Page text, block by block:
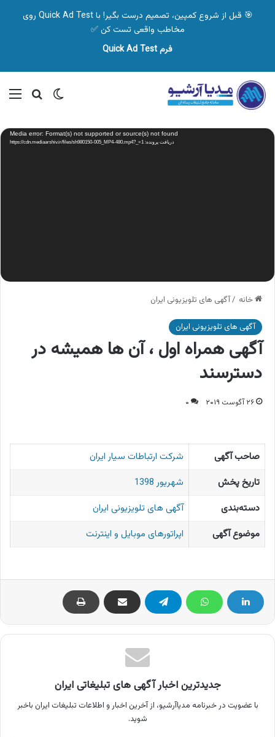
🎯 قبل از شروع کمپین، تصمیم درست بگیر! با Quick Ad Test روی
مخاطب واقعی تست کن ✅
فرم Quick Ad Test
تغییر پوسته
نمایشگر
ویدیو Media error: Format(s) not supported or source(s) not found
دریافت پرونده: https://cdn.mediaarshiv.ir/files/sh980150-005_MP4-480.mp4?_=1
خانه /آگهی های تلویزیونی ایران
آگهی های تلویزیونی ایران
آگهی همراه اول ، آن ها همیشه در
دسترسند
۲۶ آگوست ۲۰۱۹ ۰
صاحب آگهی
شرکت ارتباطات سیار ایران
تاریخ پخش
شهریور 1398
دسته‌بندی
آگهی های تلویزیونی ایران
موضوع آگهی
اپراتورهای موبایل و اینترنت
جدیدترین اخبار آگهی های تبلیغاتی ایران
با عضویت در خبرنامه مدیاآرشیو، از آخرین اخبار و اطلاعات تبلیغات ایران باخبر
شوید.